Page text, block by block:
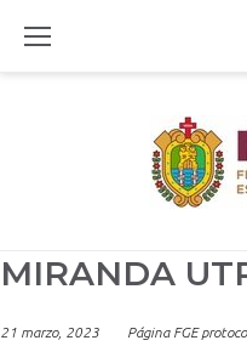
MIRANDA
21 marzo, 2023 Página FGE